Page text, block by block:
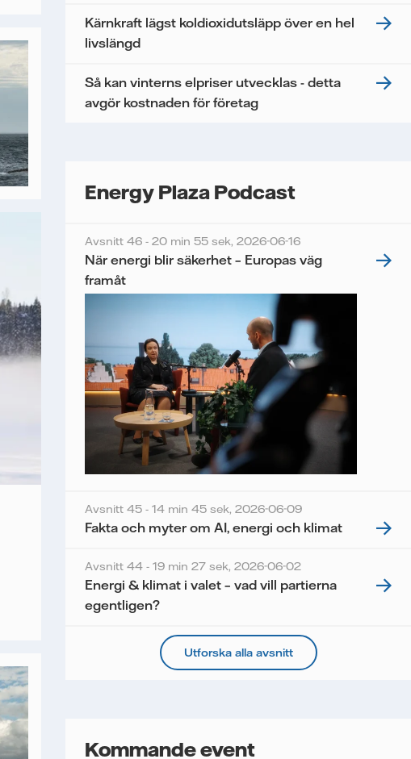
Kärnkraft lägst koldioxidutsläpp över en hel
livslängd
Så kan vinterns elpriser utvecklas - detta
avgör kostnaden för företag
Energy Plaza Podcast
Avsnitt 46 - 20 min 55 sek, 2026-06-16
När energi blir säkerhet – Europas väg
framåt
Avsnitt 45 - 14 min 45 sek, 2026-06-09
Fakta och myter om AI, energi och klimat
Avsnitt 44 - 19 min 27 sek, 2026-06-02
Energi & klimat i valet – vad vill partierna
egentligen?
Utforska alla avsnitt
Kommande event